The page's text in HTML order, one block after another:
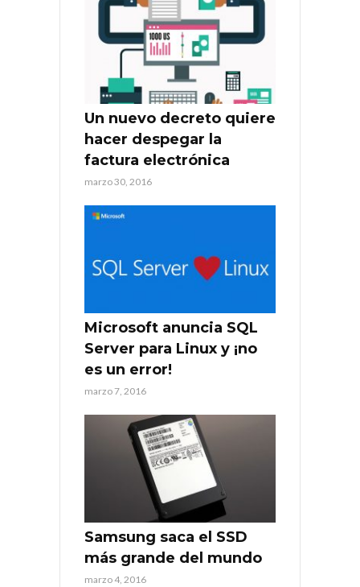
Un nuevo decreto quiere
hacer despegar la
factura electrónica
marzo 30, 2016
Microsoft anuncia SQL
Server para Linux y ¡no
es un error!
marzo 7, 2016
Samsung saca el SSD
más grande del mundo
marzo 4, 2016